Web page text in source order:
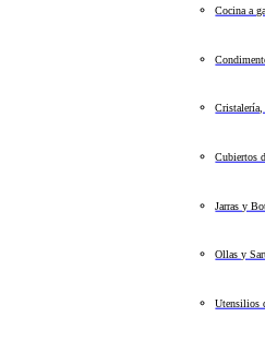
Cocina a
Cristalería,
Cubiertos
Jarras y
Ollas y
Utensilios